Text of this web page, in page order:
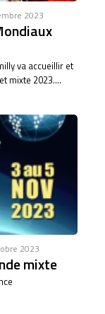
2023
va accueillir et
mixte 2023....
2023
mixte